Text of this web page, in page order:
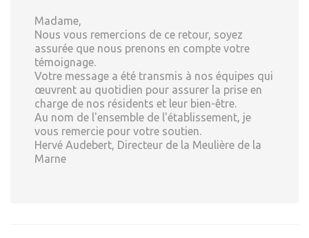
Madame,
Nous vous remercions de ce retour, soyez
assurée que nous prenons en compte votre
témoignage.
Votre message a été transmis à nos équipes qui
œuvrent au quotidien pour assurer la prise en
charge de nos résidents et leur bien-être.
Au nom de l'ensemble de l'établissement, je
vous remercie pour votre soutien.
Hervé Audebert, Directeur de la Meulière de la
Marne